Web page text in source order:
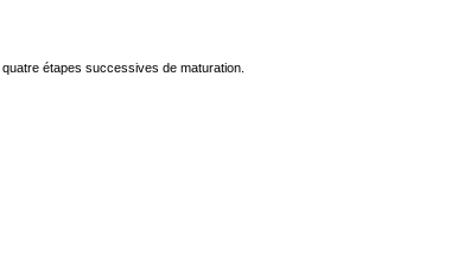
étapes successives de maturation.